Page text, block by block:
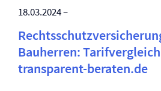
18.03.2024 –
Bauherren:
transparent-beraten.de